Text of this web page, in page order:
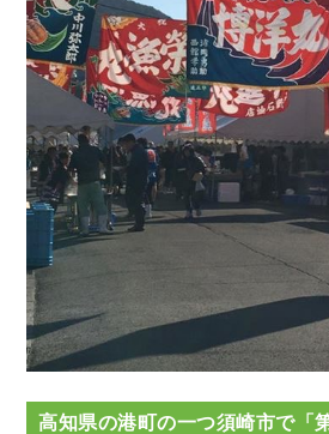
高知県の港町の一つ須崎市で「